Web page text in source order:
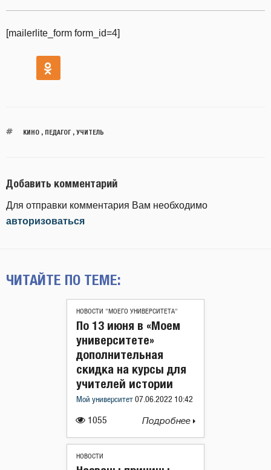
[mailerlite_form form_id=4]
КИНО, ПЕДАГОГ, УЧИТЕЛЬ
Добавить комментарий
Для отправки комментария Вам необходимо
авторизоваться
ЧИТАЙТЕ ПО ТЕМЕ:
НОВОСТИ "МОЕГО УНИВЕРСИТЕТА"
1055
По 13 июня в «Моем
университете»
дополнительная
скидка на курсы для
учителей истории
Мой университет 07.06.2022 10:42
Подробнее
НОВОСТИ